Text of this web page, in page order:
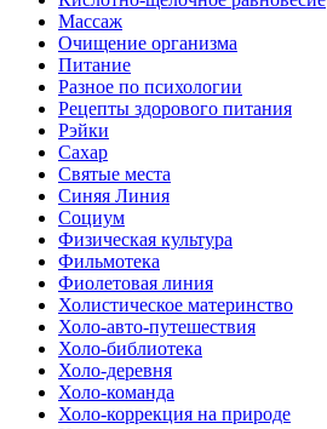
Массаж
Очищение организма
Питание
Разное по психологии
Рецепты здорового питания
Рэйки
Сахар
Святые места
Синяя Линия
Социум
Физическая культура
Фильмотека
Фиолетовая линия
Холистическое материнство
Холо-авто-путешествия
Холо-библиотека
Холо-деревня
Холо-команда
Холо-коррекция на природе